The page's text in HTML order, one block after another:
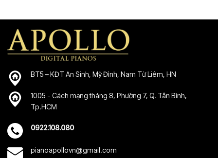
BT5 – KĐT An Sinh, Mỹ Đình, Nam Từ Liêm, HN
1005 - Cách mạng tháng 8, Phường 7, Q. Tân Bình,
Tp.HCM
0922.108.080
pianoapollovn@gmail.com